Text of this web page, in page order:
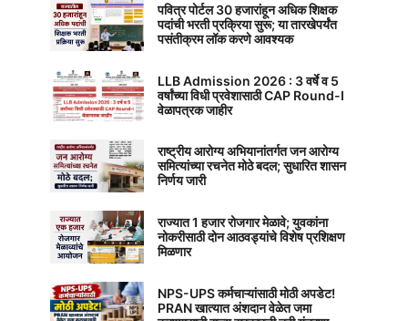
पवित्र पोर्टल 30 हजारांहून अधिक शिक्षक
पदांची भरती प्रक्रिया सुरू; या तारखेपर्यंत
पसंतीक्रम लॉक करणे आवश्यक
LLB Admission 2026 : 3 वर्षे व 5
वर्षांच्या विधी प्रवेशासाठी CAP Round-I
वेळापत्रक जाहीर
राष्ट्रीय आरोग्य अभियानांतर्गत जन आरोग्य
समित्यांच्या रचनेत मोठे बदल; सुधारित शासन
निर्णय जारी
राज्यात 1 हजार रोजगार मेळावे; युवकांना
नोकरीसाठी दोन आठवड्यांचे विशेष प्रशिक्षण
मिळणार
NPS-UPS कर्मचाऱ्यांसाठी मोठी अपडेट!
PRAN खात्यात अंशदान वेळेत जमा